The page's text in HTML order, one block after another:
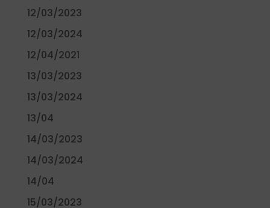
12/03/2023
12/03/2024
12/04/2021
13/03/2023
13/03/2024
13/04
14/03/2023
14/03/2024
14/04
15/03/2023